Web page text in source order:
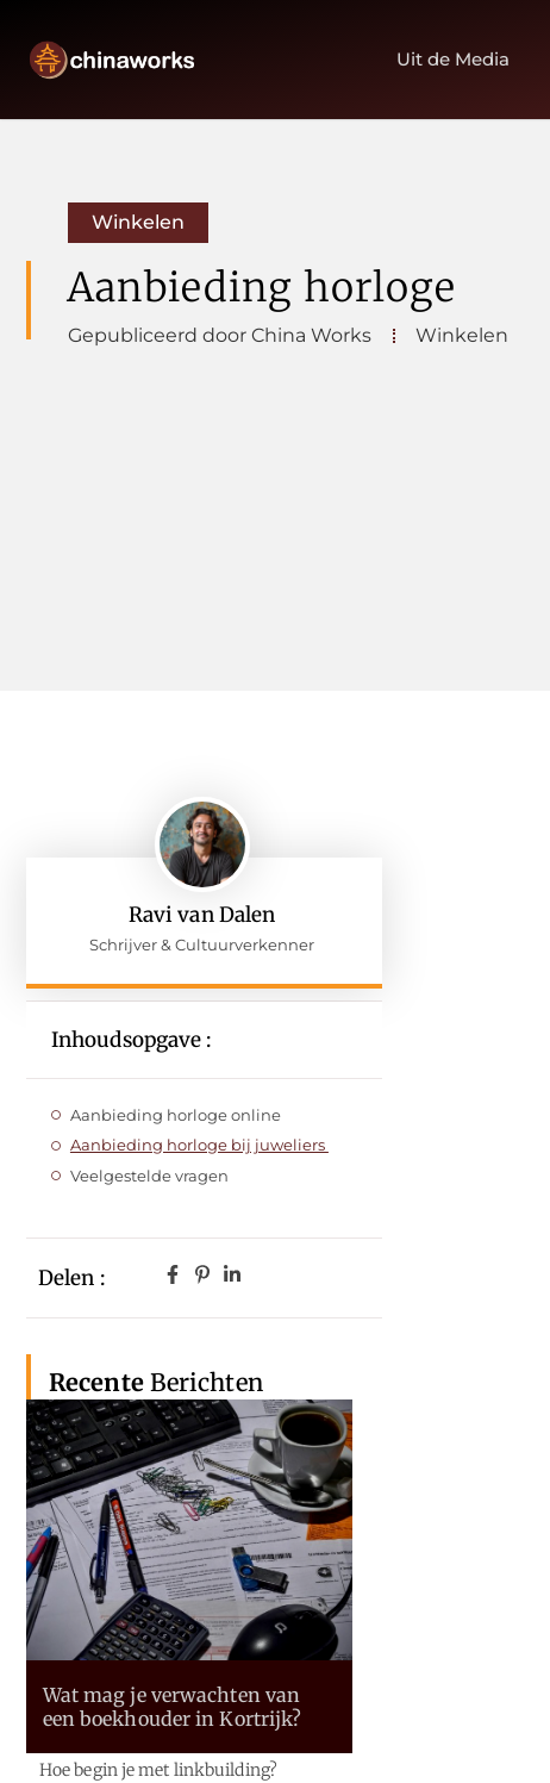
Uit de Media
Winkelen
Aanbieding horloge
Gepubliceerd door China Works Winkelen
Ravi van Dalen
Schrijver & Cultuurverkenner
Inhoudsopgave :
Aanbieding horloge online
Aanbieding horloge bij juweliers
Veelgestelde vragen
Delen :
RecenteBerichten
Wat mag je verwachten van
een boekhouder in Kortrijk?
Hoe begin je met linkbuilding?